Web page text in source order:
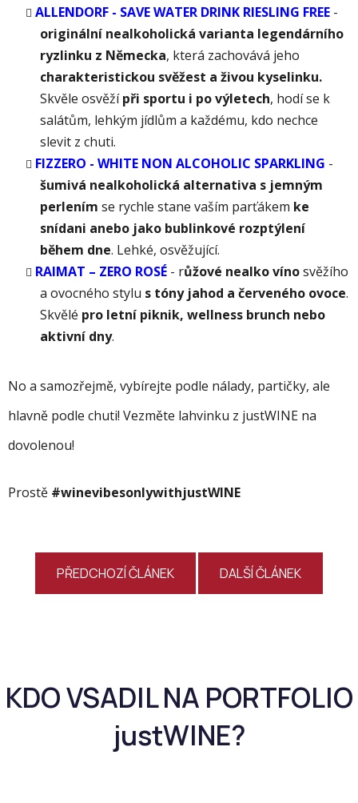
ALLENDORF - SAVE WATER DRINK RIESLING FREE -
originální nealkoholická varianta legendárního
ryzlinku z Německa, která zachovává jeho
charakteristickou svěžest a živou kyselinku.
Skvěle osvěžípři sportu i po výletech, hodí se k
salátům, lehkým jídlům a každému, kdo nechce
slevit z chuti.
FIZZERO - WHITE NON ALCOHOLIC SPARKLING -
šumivá nealkoholická alternativa s jemným
perlením se rychle stane vaším parťákem ke
snídani anebo jako bublinkové rozptýlení
během dne. Lehké, osvěžující.
RAIMAT – ZERO ROSÉ - růžové nealko vínosvěžího
a ovocného stylu s tóny jahod a červeného ovoce.
Skvělé pro letní piknik, wellness brunch nebo
aktivní dny.
No a samozřejmě, vybírejte podle nálady, partičky, ale
hlavně podle chuti! Vezměte lahvinku z justWINE na
dovolenou!
Prostě #winevibesonlywithjustWINE
PŘEDCHOZÍ ČLÁNEK DALŠÍ ČLÁNEK